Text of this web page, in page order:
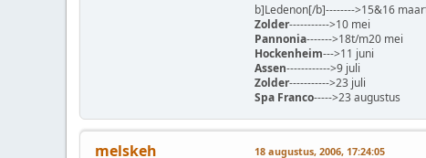
b]Ledenon[/b]-------->15&16
Zolder----------->10 mei
Pannonia------->18t/m20 mei
Hockenheim--->11 juni
Assen------------>9 juli
Zolder----------->23 juli
Spa Franco----->23 augustus
melskeh 18 augustus, 2006, 17:24:05